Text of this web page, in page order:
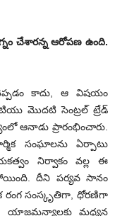
చేశారన్న ఆరోపణ ఉంది.
కాదు, ఆ విషయం
మొదటి సెంట్రల్‌ ట్రేడ్‌
ఆనాడు ప్రారంభించారు.
సంఘాలను ఏర్పాటు
నిర్వాకం వల్ల ఈ
దీని పర్యవ సానం
రంగ సంస్కృతిగా, ధోరణిగా
యాజమన్యాలకు మధ్యన